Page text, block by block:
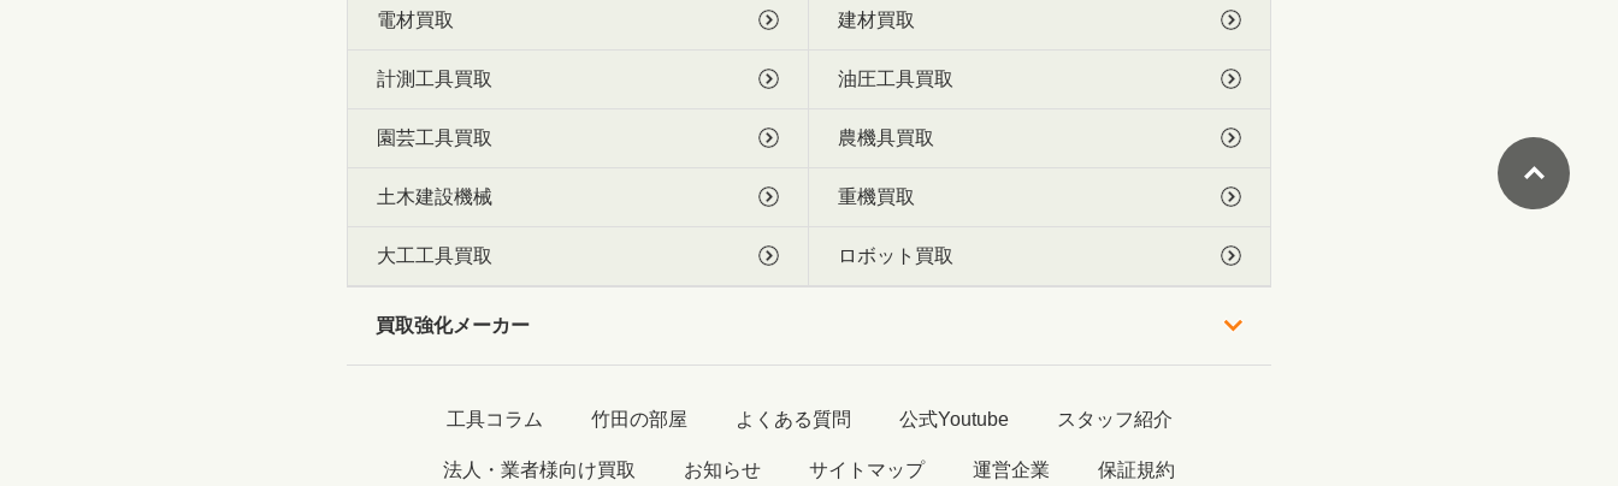
電材買取 建材買取
計測工具買取 油圧工具買取
園芸工具買取 農機具買取
土木建設機械 重機買取
大工工具買取 ロボット買取
買取強化メーカー
工具コラム 竹田の部屋 よくある質問 公式Youtube スタッフ紹介
法人・業者様向け買取 お知らせ サイトマップ 運営企業 保証規約